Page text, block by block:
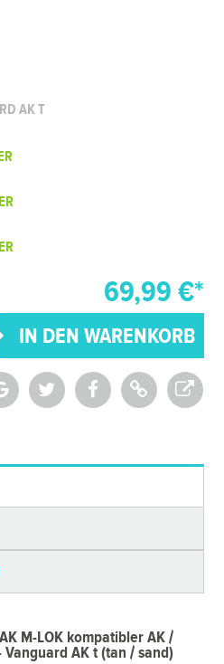
AK T
69,99 €*
M-LOK kompatibler AK /
Vanguard AK t (tan / sand)